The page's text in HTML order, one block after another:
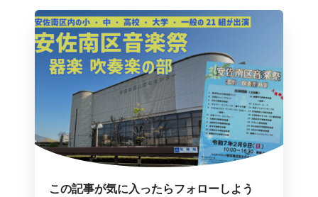
この記事が気に入ったらフォローしよう